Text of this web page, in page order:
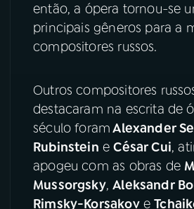
então, a ópera tornou-se
principais gêneros para a
compositores russos.
Outros compositores
destacaram na escrita de
século foramAlexander
Rubinstein eCésar Cui,
apogeu com as obras de
Mussorgsky,Aleksandr
Rimsky-Korsakove